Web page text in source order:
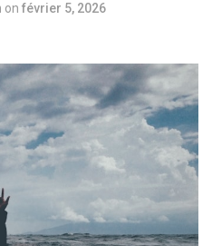
on février 5, 2026